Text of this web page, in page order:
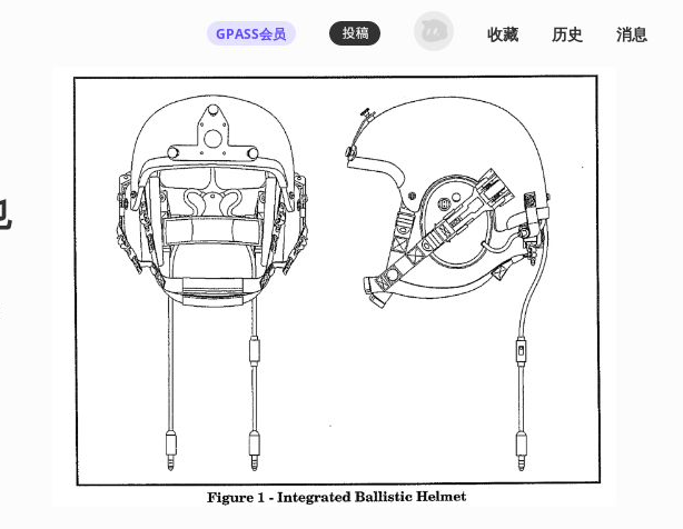
GPASS会员 收藏 历史 消息